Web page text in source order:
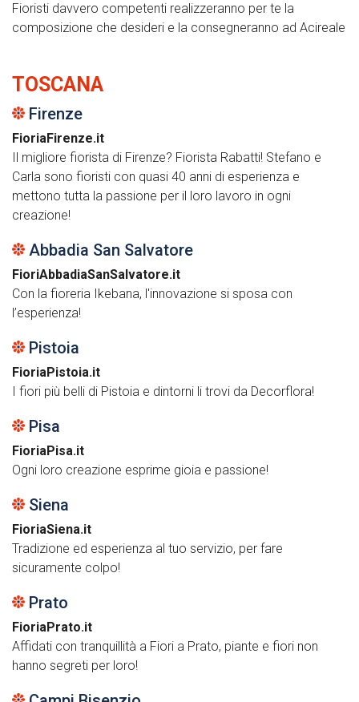
Fioristi davvero competenti realizzeranno per te la
composizione che desideri e la consegneranno ad Acireale
TOSCANA
Firenze
FioriaFirenze.it
Il migliore fiorista di Firenze? Fiorista Rabatti! Stefano e
Carla sono fioristi con quasi 40 anni di esperienza e
mettono tutta la passione per il loro lavoro in ogni
creazione!
Abbadia San Salvatore
FioriAbbadiaSanSalvatore.it
Con la fioreria Ikebana, l'innovazione si sposa con
l’esperienza!
Pistoia
FioriaPistoia.it
I fiori più belli di Pistoia e dintorni li trovi da Decorflora!
Pisa
FioriaPisa.it
Ogni loro creazione esprime gioia e passione!
Siena
FioriaSiena.it
Tradizione ed esperienza al tuo servizio, per fare
sicuramente colpo!
Prato
FioriaPrato.it
Affidati con tranquillità a Fiori a Prato, piante e fiori non
hanno segreti per loro!